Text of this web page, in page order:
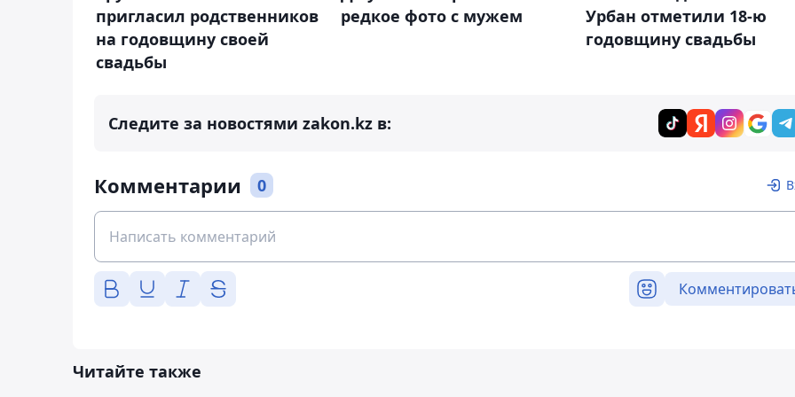
пригласил родственников
на годовщину своей
свадьбы
редкое фото с мужем
Урбан отметили 18-ю
годовщину свадьбы
Следите за новостями zakon.kz в:
Комментарии 0
Читайте также